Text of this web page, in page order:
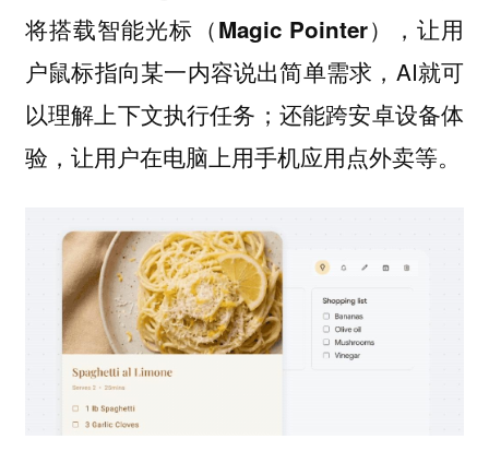
将搭载智能光标（Magic Pointer）
，让用
户鼠标指向某一内容说出简单需求，AI就可
以理解上下文执行任务；还能跨安卓设备体
验 ，让用户在电脑上用手机应用点外卖等。